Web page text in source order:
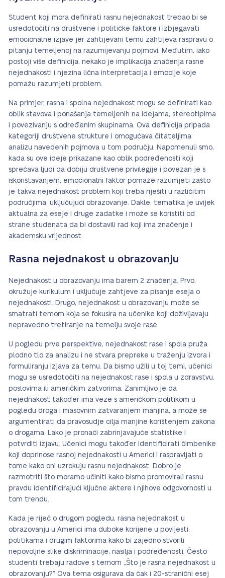
Student koji mora definirati rasnu nejednakost trebao bi se
usredotočiti na društvene i političke faktore i izbjegavati
emocionalne izjave jer zahtijevani temu zahtijeva raspravu o
pitanju temeljenoj na razumijevanju pojmovi. Međutim, iako
postoji više definicija, nekako je implikacija značenja rasne
nejednakosti i njezina lična interpretacija i emocije koje
pomažu razumjeti problem.
Na primjer, rasna i spolna nejednakost mogu se definirati kao
oblik stavova i ponašanja temeljenih na idejama, stereotipima
i povezivanju s određenim skupinama. Ova definicija pripada
kategoriji društvene strukture i omogućava čitateljima
analizu navedenih pojmova u tom području. Napomenuli smo,
kada su ove ideje prikazane kao oblik podređenosti koji
sprečava ljudi da dobiju društvene privilegije i povezan je s
iskorištavanjem, emocionalni faktor pomaže razumjeti zašto
je takva nejednakost problem koji treba riješiti u različitim
područjima, uključujući obrazovanje. Dakle, tematika je uvijek
aktualna za eseje i druge zadatke i može se koristiti od
strane studenata da bi dostavili rad koji ima značenje i
akademsku vrijednost.
Rasna nejednakost u obrazovanju
Nejednakost u obrazovanju ima barem 2 značenja. Prvo,
okružuje kurikulum i uključuje zahtjeve za pisanje eseja o
nejednakosti. Drugo, nejednakost u obrazovanju može se
smatrati temom koja se fokusira na učenike koji doživljavaju
nepravedno tretiranje na temelju svoje rase.
U pogledu prve perspektive, nejednakost rase i spola pruža
plodno tlo za analizu i ne stvara prepreke u traženju izvora i
formuliranju izjava za temu. Da bismo užili u toj temi, učenici
mogu se usredotočiti na nejednakost rase i spola u zdravstvu,
poslovima ili američkim zatvorima. Zanimljivo je da
nejednakost također ima veze s američkom politikom u
pogledu droga i masovnim zatvaranjem manjina, a može se
argumentirati da pravosudje cilja manjine korištenjem zakona
o drogama. Lako je pronaći zabrinjavajuće statistike i
potvrditi izjavu. Učenici mogu također identificirati čimbenike
koji doprinose rasnoj nejednakosti u Americi i raspravljati o
tome kako oni uzrokuju rasnu nejednakost. Dobro je
razmotriti što moramo učiniti kako bismo promovirali rasnu
pravdu identificirajući ključne aktere i njihove odgovornosti u
tom trendu.
Kada je riječ o drugom pogledu, rasna nejednakost u
obrazovanju u Americi ima duboke korijene u povijesti,
politikama i drugim faktorima kako bi zajedno stvorili
nepovoljne slike diskriminacije, nasilja i podređenosti. Često
studenti trebaju radove s temom „Što je rasna nejednakost u
obrazovanju?“ Ova tema osigurava da čak i 20-stranični esej